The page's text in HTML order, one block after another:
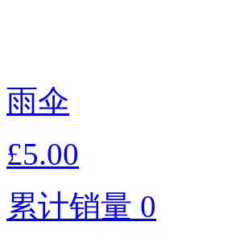
雨伞
£5.00
累计销量 0